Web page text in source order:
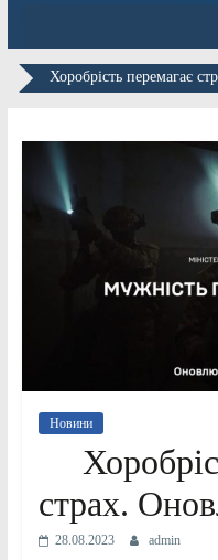
Хоробрість перемагає
Новини
страх.
28.08.2023 admin